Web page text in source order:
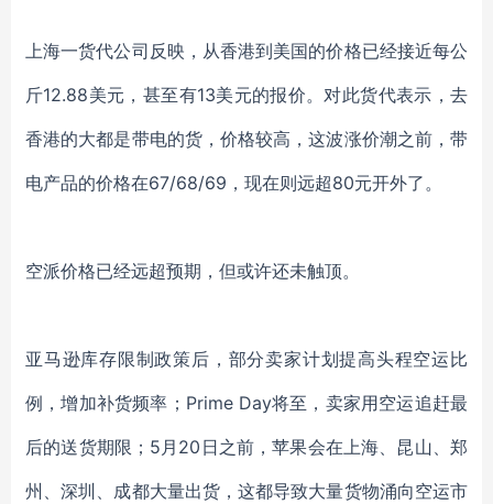
上海一货代公司反映，从香港到美国的价格已经接近每公
斤12.88美元，甚至有13美元的报价。对此货代表示，去
香港的大都是带电的货，价格较高，这波涨价潮之前，带
电产品的价格在67/68/69，现在则远超80元开外了。
空派价格已经远超预期，但或许还未触顶。
亚马逊库存限制政策后，部分卖家计划提高头程空运比
例，增加补货频率； Prime Day将至，卖家用空运追赶最
后的送货期限；5月20日之前，苹果会在上海、昆山、郑
州、深圳、成都大量出货，这都导致大量货物涌向空运市